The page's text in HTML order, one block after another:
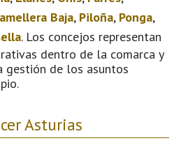
Baja, Piloña, Ponga,
. Los concejos representan
dentro de la comarca y
gestión de los asuntos
Asturias